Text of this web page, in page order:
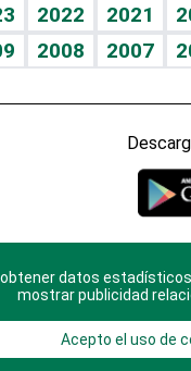
2022 2021
2008 2007
© 2025 Diario
en
datos
mostrar publicidad
Acepto el uso de